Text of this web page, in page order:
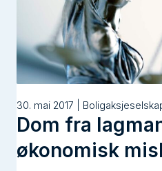
30. mai 2017 |
Dom fra
økonomisk